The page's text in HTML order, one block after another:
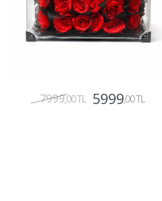
7999,00 TL 5999,00 TL